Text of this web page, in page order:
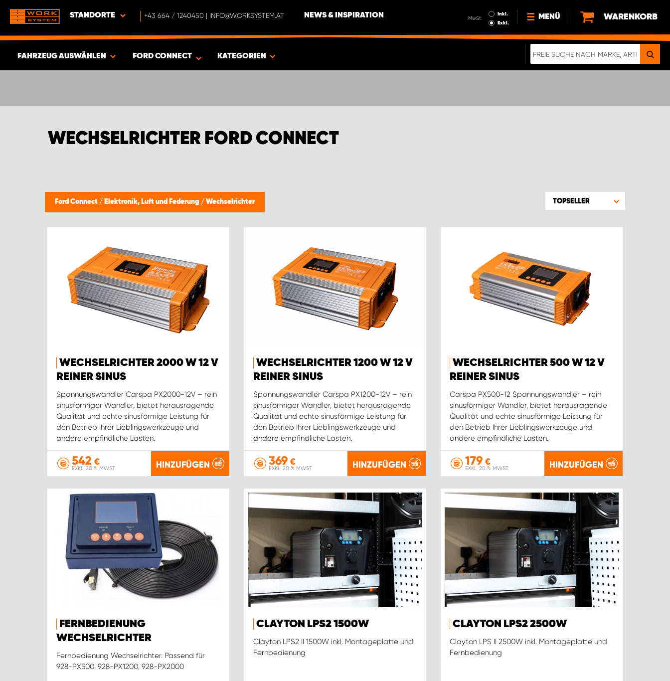
STANDORTE +43 664 / 1240450 | INFO@WORKSYSTEM.AT NEWS & INSPIRATION MwSt.
Inkl.
Exkl.
MENÜ
NEWS
WARENKORB
FAHRZEUG AUSWÄHLEN
ARTIKEL
FORD CONNECT KATEGORIEN
WECHSELRICHTER FORD CONNECT
Ford Connect / Elektronik, Luft und Federung / Wechselrichter TOPSELLER
WECHSELRICHTER 2000 W 12 V
REINER SINUS
Spannungswandler Carspa PX2000-12V – rein
sinusförmiger Wandler, bietet herausragende
Qualität und echte sinusförmige Leistung für
den Betrieb Ihrer Lieblingswerkzeuge und
andere empfindliche Lasten.
542 €
EXKL. 20 % MWST. HINZUFÜGEN
WECHSELRICHTER 1200 W 12 V
REINER SINUS
Spannungswandler Carspa PX1200-12V – rein
sinusförmiger Wandler, bietet herausragende
Qualität und echte sinusförmige Leistung für
den Betrieb Ihrer Lieblingswerkzeuge und
andere empfindliche Lasten.
369€
EXKL. 20 % MWST. HINZUFÜGEN
WECHSELRICHTER 500 W 12 V
REINER SINUS
Carspa PX500-12 Spannungswandler – rein
sinusförmiger Wandler, bietet herausragende
Qualität und echte sinusförmige Leistung für
den Betrieb Ihrer Lieblingswerkzeuge und
andere empfindliche Lasten.
179 €
EXKL. 20 % MWST. HINZUFÜGEN
FERNBEDIENUNG
WECHSELRICHTER
Fernbedienung Wechselrichter. Passend für
928-PX500, 928-PX1200, 928-PX2000
CLAYTON LPS2 1500W
Clayton LPS2 II 1500W inkl. Montageplatte und
Fernbedienung
CLAYTON LPS2 2500W
Clayton LPS II 2500W inkl. Montageplatte und
Fernbedienung